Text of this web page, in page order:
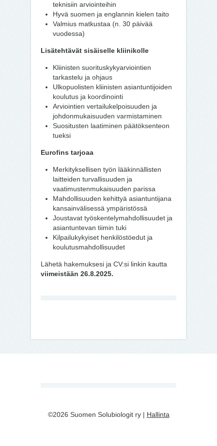
teknisiin arviointeihin
Hyvä suomen ja englannin kielen taito
Valmius matkustaa (n. 30 päivää
vuodessa)
Lisätehtävät sisäiselle kliinikolle
Kliinisten suorituskykyarviointien
tarkastelu ja ohjaus
Ulkopuolisten kliinisten asiantuntijoiden
koulutus ja koordinointi
Arviointien vertailukelpoisuuden ja
johdonmukaisuuden varmistaminen
Suositusten laatiminen päätöksenteon
tueksi
Eurofins tarjoaa
Merkityksellisen työn lääkinnällisten
laitteiden turvallisuuden ja
vaatimustenmukaisuuden parissa
Mahdollisuuden kehittyä asiantuntijana
kansainvälisessä ympäristössä
Joustavat työskentelymahdollisuudet ja
asiantuntevan tiimin tuki
Kilpailukykyiset henkilöstöedut ja
koulutusmahdollisuudet
Lähetä hakemuksesi ja CV:si linkin kautta
viimeistään 26.8.2025.
©2026 Suomen Solubiologit ry | Hallinta